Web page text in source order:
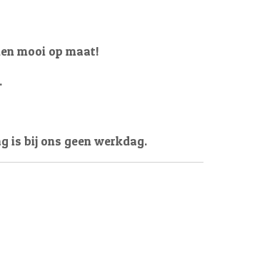
mooi op maat!
is bij ons geen werkdag.